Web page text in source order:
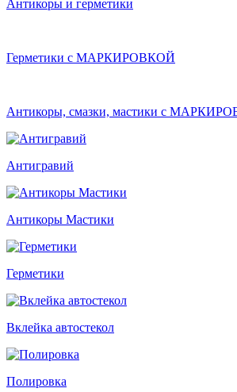
Антикоры и герметики
Герметики с МАРКИРОВКОЙ
Антикоры, смазки, мастики с
Антигравий
Антикоры Мастики
Герметики
Вклейка автостекол
Полировка